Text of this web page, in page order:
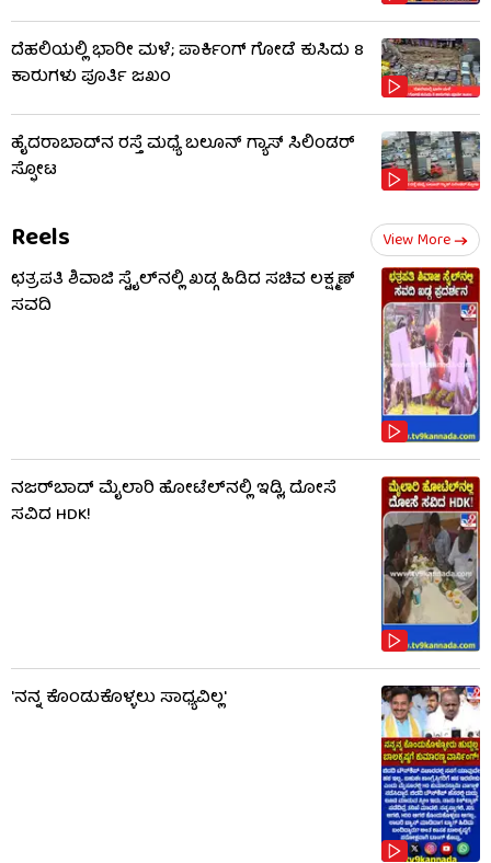
ದೆಹಲಿಯಲ್ಲಿ ಭಾರೀ ಮಳೆ; ಪಾರ್ಕಿಂಗ್ ಗೋಡೆ ಕುಸಿದು 8
ಕಾರುಗಳು ಪೂರ್ತಿ ಜಖಂ
ಹೈದರಾಬಾದ್​ನ ರಸ್ತೆ ಮಧ್ಯೆ ಬಲೂನ್ ಗ್ಯಾಸ್ ಸಿಲಿಂಡರ್
ಸ್ಫೋಟ
Reels View More
ಛತ್ರಪತಿ ಶಿವಾಜಿ ಸ್ಟೈಲ್​ನಲ್ಲಿ ಖಡ್ಗ ಹಿಡಿದ ಸಚಿವ ಲಕ್ಷ್ಮಣ್
ಸವದಿ
ನಜರ್‌ಬಾದ್ ಮೈಲಾರಿ ಹೋಟೆಲ್‌ನಲ್ಲಿ ಇಡ್ಲಿ, ದೋಸೆ
ಸವಿದ HDK!
'ನನ್ನ ಕೊಂಡುಕೊಳ್ಳಲು ಸಾಧ್ಯವಿಲ್ಲ'